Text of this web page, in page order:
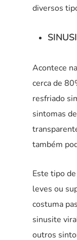
diversos
Acontece
cerca de
resfriado
sintomas
também
Este tipo
leves ou
costuma
sinusite
outros